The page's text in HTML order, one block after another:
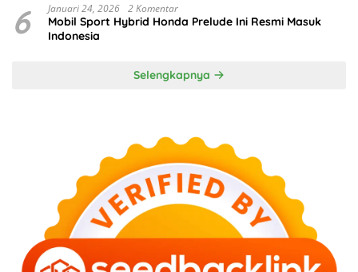
6 Januari 24, 2026 2 Komentar
Mobil Sport Hybrid Honda Prelude Ini Resmi Masuk
Indonesia
Selengkapnya